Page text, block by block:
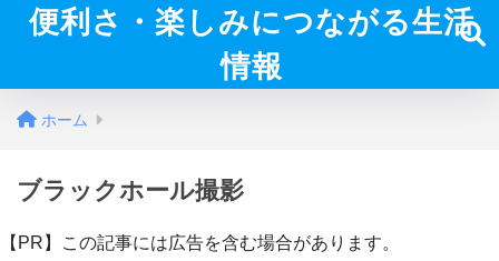
便利さ・楽しみにつながる生活
情報
ホーム
ブラックホール撮影
【PR】この記事には広告を含む場合があります。